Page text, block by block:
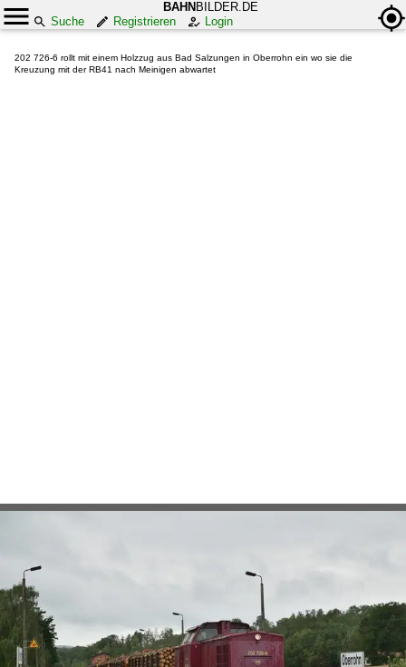
BAHN BILDER.DE
Suche
Registrieren Login
202 726-6 rollt mit einem Holzzug aus Bad Salzungen in Oberrohn ein wo sie die
Kreuzung mit der RB41 nach Meinigen abwartet